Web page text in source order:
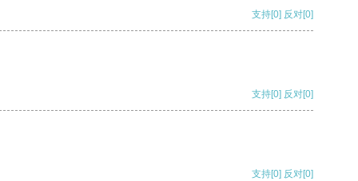
支持[0] 反对[0]
支持[0] 反对[0]
支持[0] 反对[0]